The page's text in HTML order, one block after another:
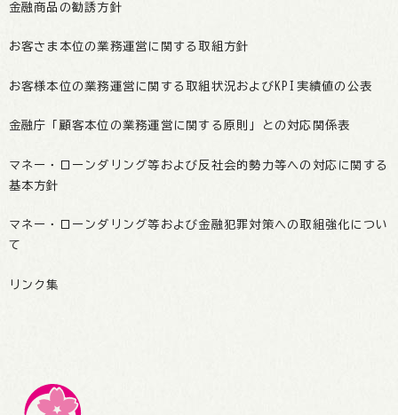
金融商品の勧誘方針
お客さま本位の業務運営に関する取組方針
お客様本位の業務運営に関する取組状況およびKPI実績値の公表
金融庁「顧客本位の業務運営に関する原則」との対応関係表
マネー・ローンダリング等および反社会的勢力等への対応に関する
基本方針
マネー・ローンダリング等および金融犯罪対策への取組強化につい
て
リンク集